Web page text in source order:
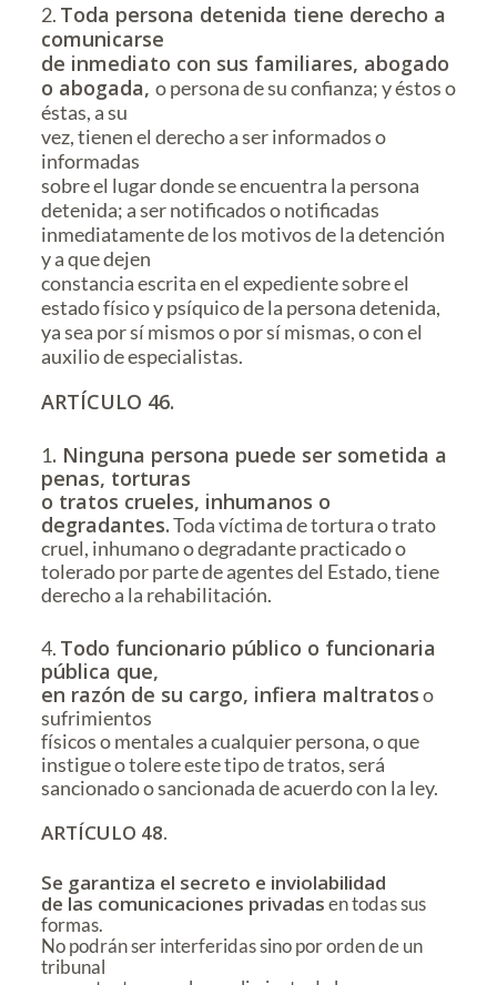
2. Toda persona detenida tiene derecho a
comunicarse
de inmediato con sus familiares, abogado
o abogada, o persona de su confianza; y éstos o
éstas, a su
vez, tienen el derecho a ser informados o
informadas
sobre el lugar donde se encuentra la persona
detenida; a ser notificados o notificadas
inmediatamente de los motivos de la detención
y a que dejen
constancia escrita en el expediente sobre el
estado físico y psíquico de la persona detenida,
ya sea por sí mismos o por sí mismas, o con el
auxilio de especialistas.
ARTÍCULO 46.
1. Ninguna persona puede ser sometida a
penas, torturas
o tratos crueles, inhumanos o
degradantes.Toda víctima de tortura o trato
cruel, inhumano o degradante practicado o
tolerado por parte de agentes del Estado, tiene
derecho a la rehabilitación.
4. Todo funcionario público o funcionaria
pública que,
en razón de su cargo, infiera maltratoso
sufrimientos
físicos o mentales a cualquier persona, o que
instigue o tolere este tipo de tratos, será
sancionado o sancionada de acuerdo con la ley.
ARTÍCULO 48.
Se garantiza el secreto e inviolabilidad
de las comunicaciones privadasen todas sus
formas.
No podrán ser interferidas sino por orden de un
tribunal